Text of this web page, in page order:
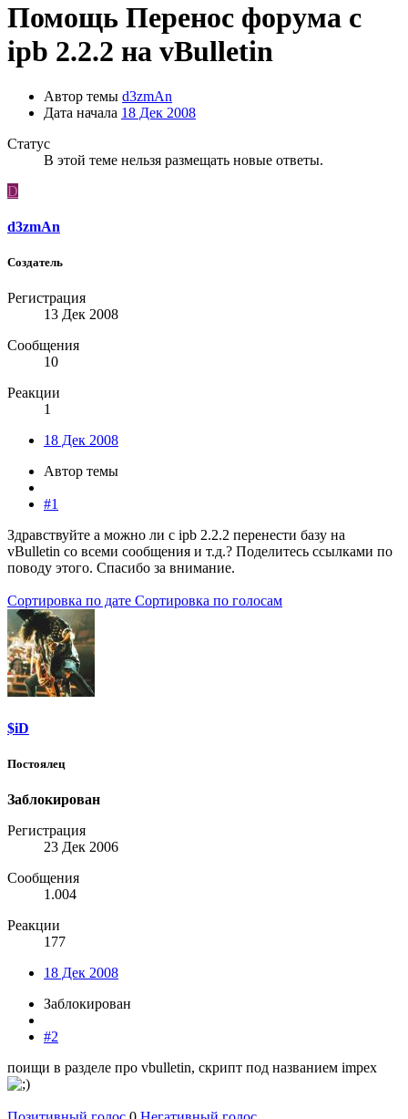
Помощь Перенос форума с
ipb 2.2.2 на vBulletin
Автор темы d3zmAn
Дата начала 18 Дек 2008
Статус
В этой теме нельзя размещать новые ответы.
D
d3zmAn
Создатель
Регистрация
13 Дек 2008
Сообщения
10
Реакции
1
18 Дек 2008
Автор темы
#1
Здравствуйте а можно ли c ipb 2.2.2 перенести базу на
vBulletin со всеми сообщения и т.д.? Поделитесь ссылками по
поводу этого. Спасибо за внимание.
Сортировка по дате Сортировка по голосам
$iD
Постоялец
Заблокирован
Регистрация
23 Дек 2006
Сообщения
1.004
Реакции
177
18 Дек 2008
Заблокирован
#2
поищи в разделе про vbulletin, скрипт под названием impex